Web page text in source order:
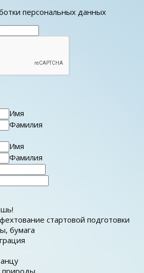
персональных данных
Имя
Фамилия
Имя
Фамилия
стартовой подготовки
бумага